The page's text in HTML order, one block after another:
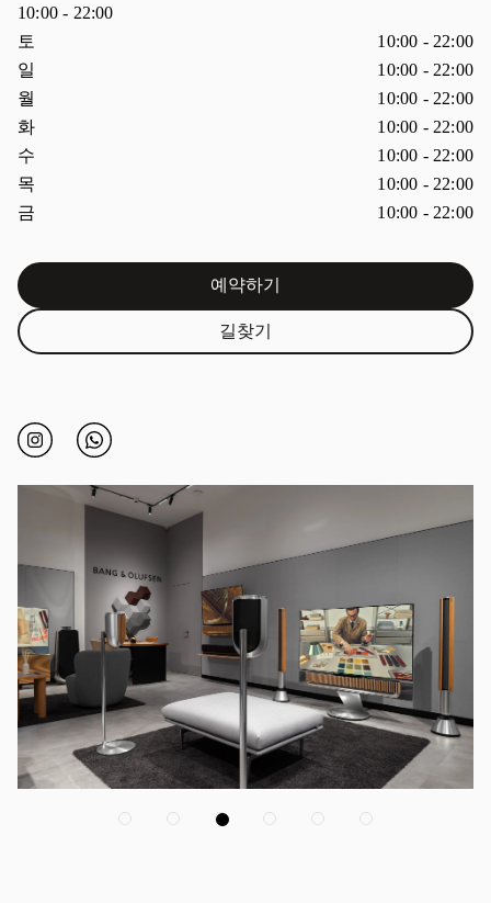
10:00 - 22:00
요일
토 10:00 - 22:00
일
10:00 - 22:00
월
10:00 - 22:00
화
10:00 - 22:00
수
10:00 - 22:00
목
10:00 - 22:00
금
10:00 - 22:00
예약하기Link Opens in New Tab
길찾기Link Opens in New Tab
Click to open Instagram
Link Opens in New Tab
Click to open Whatsapp
Link Opens in New Tab